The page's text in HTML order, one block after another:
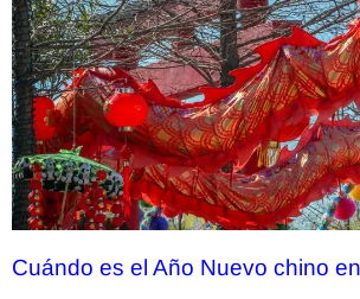
Cuándo es el Año Nuevo chino